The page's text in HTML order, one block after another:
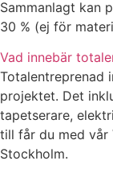
Sammanlagt kan
30 % (ej för
Vad innebär
Totalentreprenad
projektet. Det
tapetserare,
till får du med vår
Stockholm.